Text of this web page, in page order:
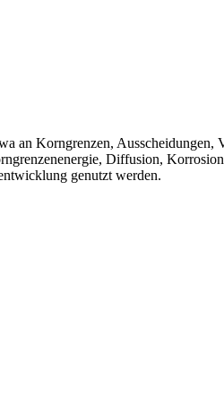
an Korngrenzen,
Diffusion,
genutzt werden.